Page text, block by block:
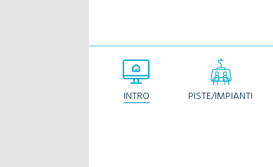
INTRO PISTE/IMPIANTI